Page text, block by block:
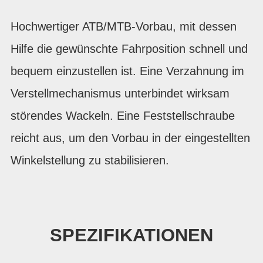
Hochwertiger ATB/MTB-Vorbau, mit dessen
Hilfe die gewünschte Fahrposition schnell und
bequem einzustellen ist. Eine Verzahnung im
Verstellmechanismus unterbindet wirksam
störendes Wackeln. Eine Feststellschraube
reicht aus, um den Vorbau in der eingestellten
Winkelstellung zu stabilisieren.
SPEZIFIKATIONEN